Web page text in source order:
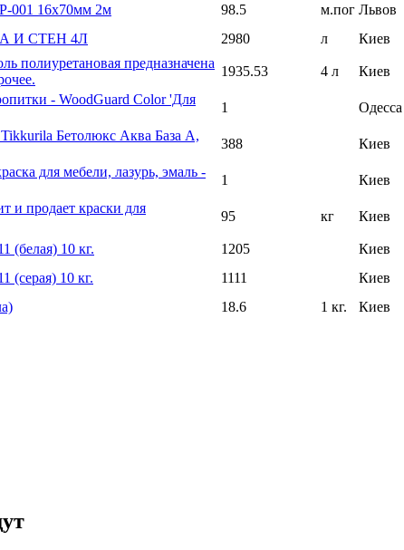
001 16х70мм 2м
98.5 м.пог Львов
И СТЕН 4Л
2980 л Киев
полиуретановая предназначена
1935.53 4 л Киев
- WoodGuard Color 'Для
1 Одесса
Бетолюкс Аква База А,
388 Киев
для мебели, лазурь, эмаль -
1 Киев
и продает краски для
95 кг Киев
(белая) 10 кг.
1205 Киев
(серая) 10 кг.
1111 Киев
18.6 1 кг. Киев